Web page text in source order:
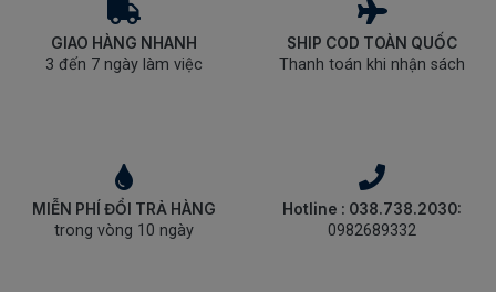
GIAO HÀNG NHANH
3 đến 7 ngày làm việc
SHIP COD TOÀN QUỐC
Thanh toán khi nhận sách
MIỄN PHÍ ĐỔI TRẢ HÀNG
trong vòng 10 ngày
Hotline : 038.738.2030:
0982689332